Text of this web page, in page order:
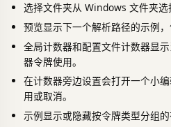
选择文件夹从 Windows 文件夹选
预览显示下一个解析路径的示例，
全局计数器和配置文件计数器显
器令牌使用。
在计数器旁边设置会打开一个小
用或取消。
示例显示或隐藏按令牌类型分组的